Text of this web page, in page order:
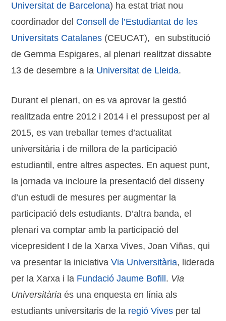
Universitat de Barcelona) ha estat triat nou
coordinador del Consell de l’Estudiantat de les
Universitats Catalanes (CEUCAT), en substitució
de Gemma Espigares, al plenari realitzat dissabte
13 de desembre a la Universitat de Lleida.
Durant el plenari, on es va aprovar la gestió
realitzada entre 2012 i 2014 i el pressupost per al
2015, es van treballar temes d’actualitat
universitària i de millora de la participació
estudiantil, entre altres aspectes. En aquest punt,
la jornada va incloure la presentació del disseny
d’un estudi de mesures per augmentar la
participació dels estudiants. D’altra banda, el
plenari va comptar amb la participació del
vicepresident I de la Xarxa Vives, Joan Viñas, qui
va presentar la iniciativaVia Universitària, liderada
per la Xarxa i la Fundació Jaume Bofill . Via
Universitària és una enquesta en línia als
estudiants universitaris de la regió Vives per tal